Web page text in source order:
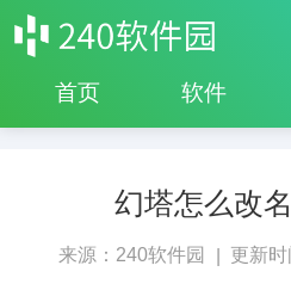
首页 软件
幻塔怎么改
来源：240软件园 更新